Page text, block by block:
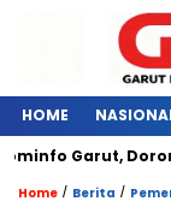
HOME
Dorong
Home / Berita /